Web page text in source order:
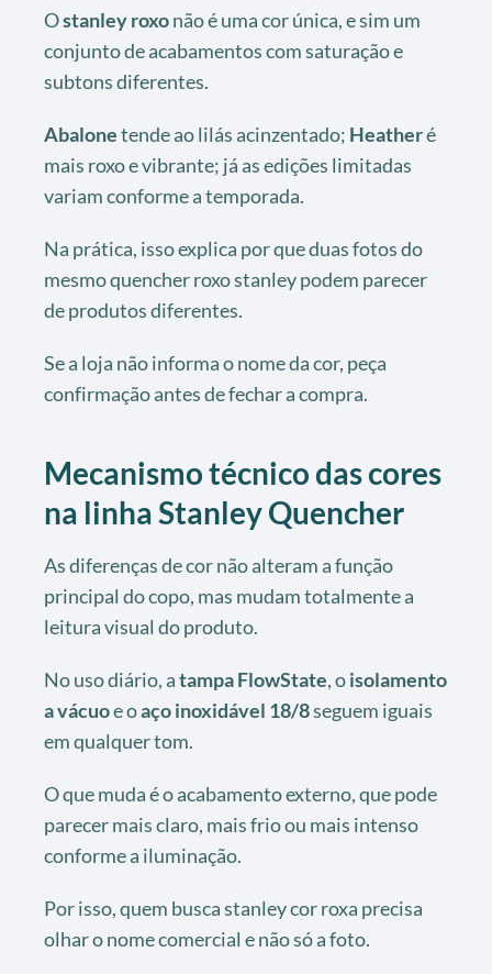
Ostanley roxonão é uma cor única, e sim um
conjunto de acabamentos com saturação e
subtons diferentes.
Abalonetende ao lilás acinzentado; Heatheré
mais roxo e vibrante; já as edições limitadas
variam conforme a temporada.
Na prática, isso explica por que duas fotos do
mesmo quencher roxo stanley podem parecer
de produtos diferentes.
Se a loja não informa o nome da cor, peça
confirmação antes de fechar a compra.
Mecanismo técnico das cores
na linha Stanley Quencher
As diferenças de cor não alteram a função
principal do copo, mas mudam totalmente a
leitura visual do produto.
No uso diário, atampa FlowState, oisolamento
a vácuoe oaço inoxidável 18/8seguem iguais
em qualquer tom.
O que muda é o acabamento externo, que pode
parecer mais claro, mais frio ou mais intenso
conforme a iluminação.
Por isso, quem busca stanley cor roxa precisa
olhar o nome comercial e não só a foto.